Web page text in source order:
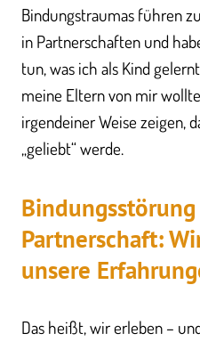
Bindungstraumas führen
in Partnerschaften und
tun, was ich als Kind
meine Eltern von mir
irgendeiner Weise zeigen,
„geliebt“ werde.
Partnerschaft:
unsere
Das heißt, wir erleben –